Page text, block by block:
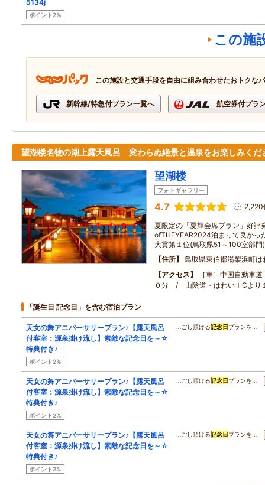
5134j
ポイント2%
この施
この施設と交通手段を自由に組み合わせたおトクな
新幹線/特急付プラン一覧へ 航空券付プラ
望湖楼名物の湖上露天風呂 変わらぬ絶景と温泉をお楽しみくだ
望湖楼
フォトギャラリー
4.7 2,220
夏限定の「夏輝会席プラン」好評
ofTHEYEAR2024泊まって良かっ
大賞第１位(鳥取県51～100室部門)
住所
鳥取県東伯郡湯梨浜町
アクセス
［車］中国自動車
０分 / 山陰道・はわいＩCよ
「誕生日 記念日」を含む宿泊プラン
天女の舞アニバーサリープラン♪【露天風呂
付客室：源泉掛け流し】素敵な記念日を～☆
特典付き♪
ポイント2%
…ごし頂ける記念日 プランを…
天女の舞アニバーサリープラン♪【露天風呂
付客室：源泉掛け流し】素敵な記念日を～☆
特典付き♪
ポイント2%
…ごし頂ける記念日 プランを…
天女の舞アニバーサリープラン♪【露天風呂
付客室：源泉掛け流し】素敵な記念日を～☆
特典付き♪
ポイント2%
…ごし頂ける記念日 プランを…